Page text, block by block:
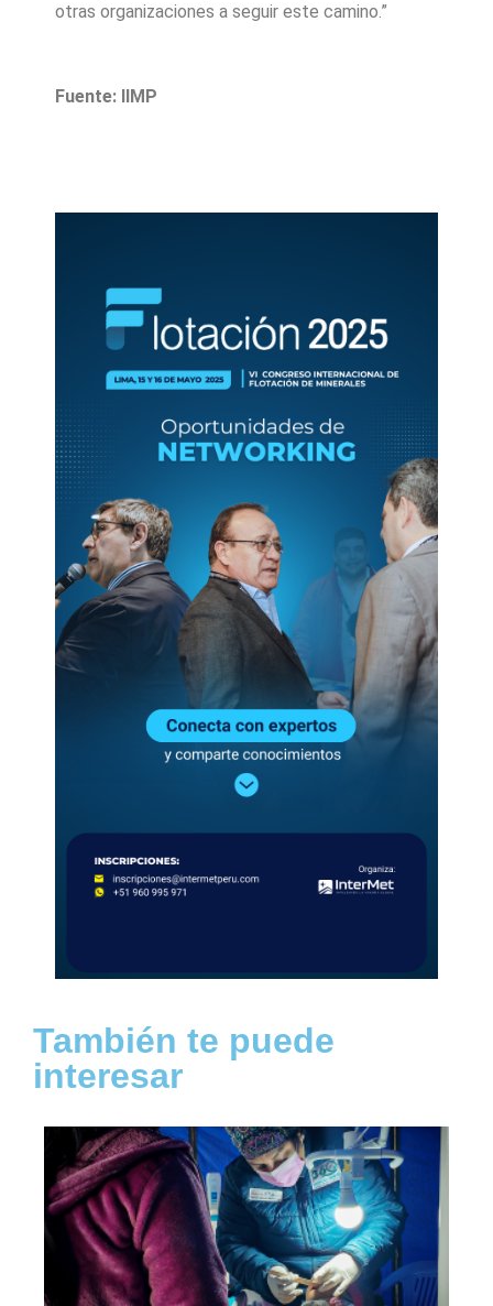
otras organizaciones a seguir este camino.”
Fuente: IIMP
También te puede
interesar